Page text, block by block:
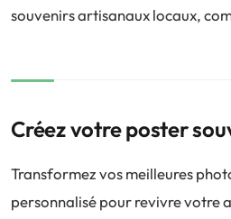
souvenirs artisanaux locaux,
Créez votre poster
Transformez vos meilleures
personnalisé pour revivre votre